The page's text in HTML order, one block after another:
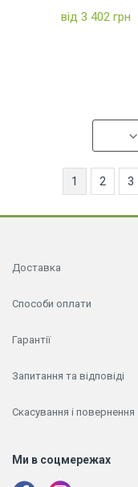
від 3 402 грн
1 2 3
Доставка
Способи оплати
Гарантії
Запитання та відповіді
Скасування і повернення
Ми в соцмережах